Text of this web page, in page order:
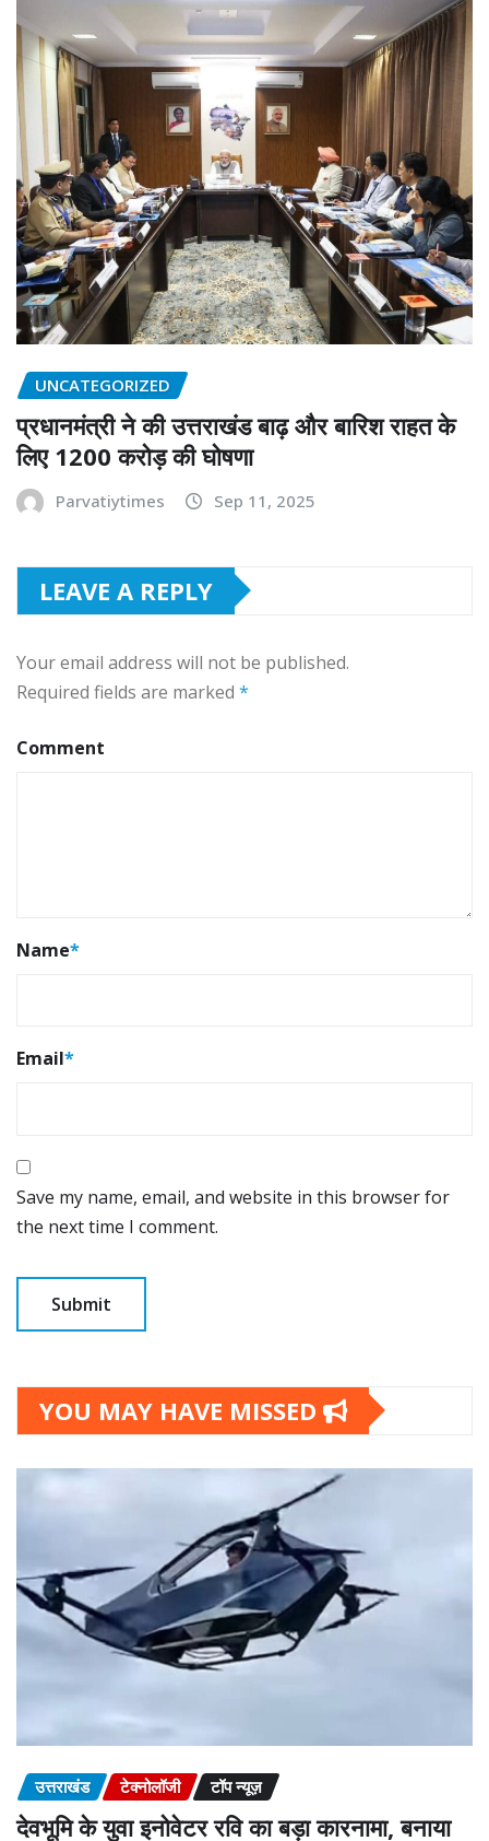
UNCATEGORIZED
प्रधानमंत्री ने की उत्तराखंड बाढ़ और बारिश राहत के
लिए 1200 करोड़ की घोषणा
Parvatiytimes Sep 11, 2025
LEAVE A REPLY
Your email address will not be published.
Required fields are marked *
Comment
Name*
Email*
Save my name, email, and website in this browser for
the next time I comment.
YOU MAY HAVE MISSED
उत्तराखंड टेक्नोलॉजी टॉप न्यूज़
देवभूमि के युवा इनोवेटर रवि का बड़ा कारनामा, बनाया